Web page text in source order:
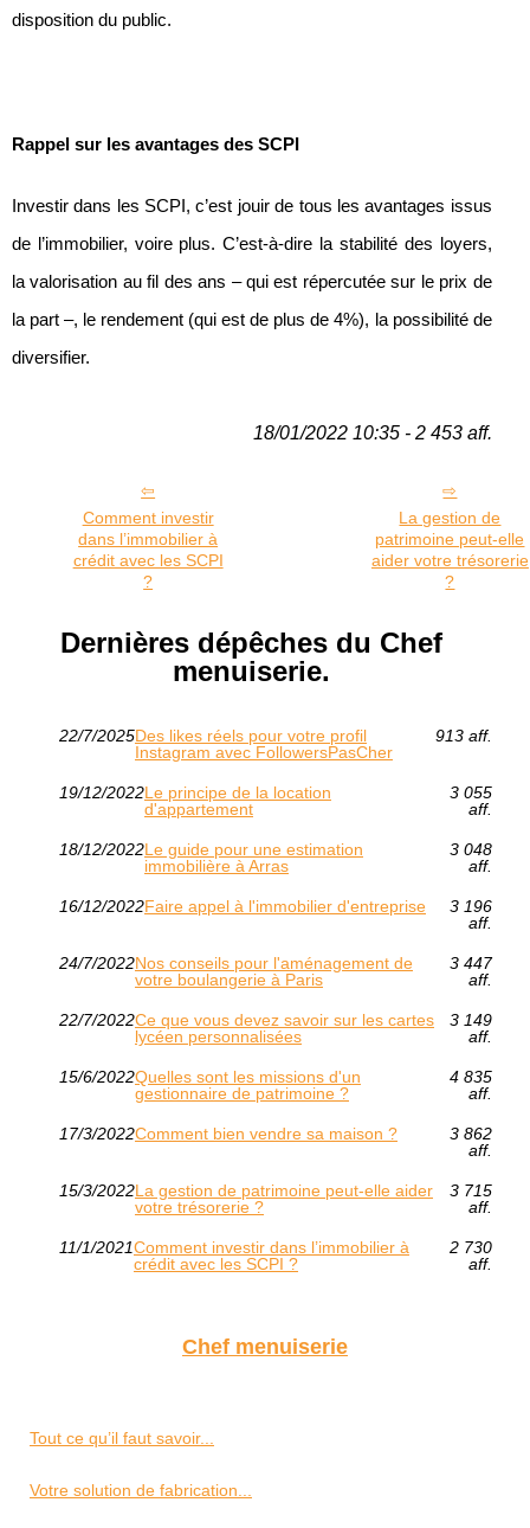
disposition du public.
Rappel sur les avantages des SCPI
Investir dans les SCPI, c’est jouir de tous les avantages issus
de l’immobilier, voire plus. C’est-à-dire la stabilité des loyers,
la valorisation au fil des ans – qui est répercutée sur le prix de
la part –, le rendement (qui est de plus de 4%), la possibilité de
diversifier.
18/01/2022 10:35 - 2 453 aff.
Comment investir
dans l’immobilier à
crédit avec les SCPI
?
La gestion de
patrimoine peut-elle
aider votre trésorerie
?
Dernières dépêches du Chef
menuiserie.
22/7/2025Des likes réels pour votre profil
Instagram avec FollowersPasCher
913 aff.
19/12/2022Le principe de la location
d'appartement
3 055
aff.
18/12/2022Le guide pour une estimation
immobilière à Arras
3 048
aff.
16/12/2022Faire appel à l'immobilier d'entreprise
3 196
aff.
24/7/2022Nos conseils pour l'aménagement de
votre boulangerie à Paris
3 447
aff.
22/7/2022Ce que vous devez savoir sur les cartes
lycéen personnalisées
3 149
aff.
15/6/2022Quelles sont les missions d'un
gestionnaire de patrimoine ?
4 835
aff.
17/3/2022Comment bien vendre sa maison ?
3 862
aff.
15/3/2022La gestion de patrimoine peut-elle aider
votre trésorerie ?
3 715
aff.
11/1/2021Comment investir dans l’immobilier à
crédit avec les SCPI ?
2 730
aff.
Chef menuiserie
Tout ce qu’il faut savoir...
Votre solution de fabrication...